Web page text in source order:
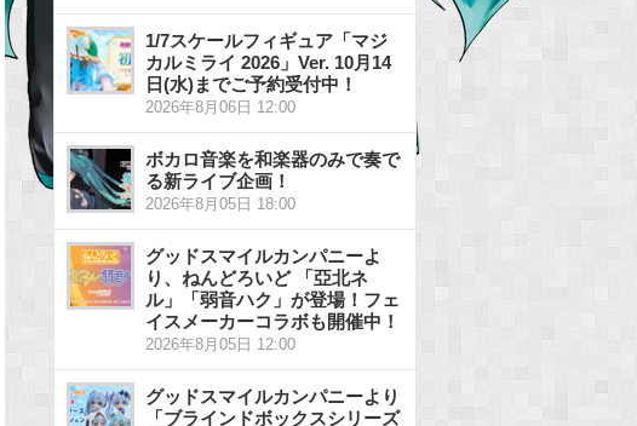
1/7スケールフィギュア「マジ
カルミライ 2026」Ver. 10月14
日(水)までご予約受付中！
2026年8月06日 12:00
ボカロ音楽を和楽器のみで奏で
る新ライブ企画！
2026年8月05日 18:00
グッドスマイルカンパニーよ
り、ねんどろいど 「亞北ネ
ル」「弱音ハク」が登場！フェ
イスメーカーコラボも開催中！
2026年8月05日 12:00
グッドスマイルカンパニーより
「ブラインドボックスシリーズ